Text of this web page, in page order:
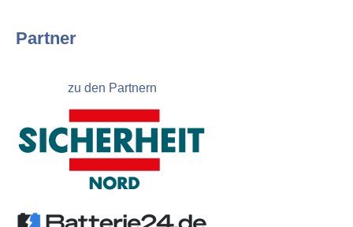
Partner
zu den Partnern